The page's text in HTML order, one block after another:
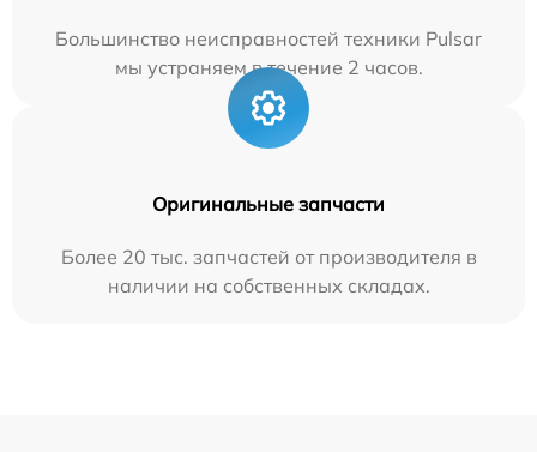
Большинство неисправностей техники Pulsar
мы устраняем в течение 2 часов.
Оригинальные запчасти
Более 20 тыс. запчастей от производителя в
наличии на собственных складах.